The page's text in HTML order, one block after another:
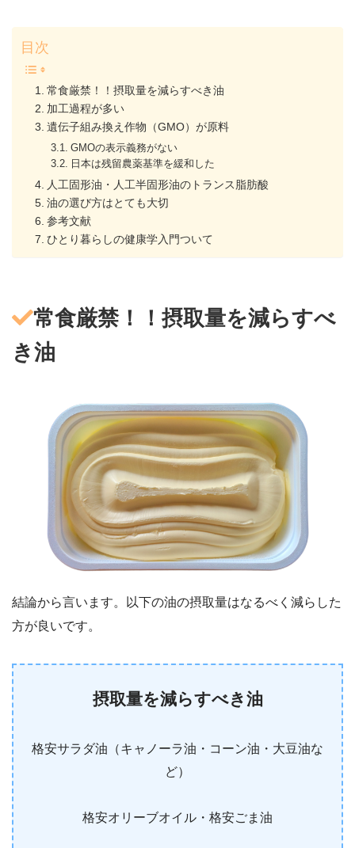
目次
常食厳禁！！摂取量を減らすべき油
加工過程が多い
遺伝子組み換え作物（GMO）が原料
GMOの表示義務がない
日本は残留農薬基準を緩和した
人工固形油・人工半固形油のトランス脂肪酸
油の選び方はとても大切
参考文献
ひとり暮らしの健康学入門ついて
常食厳禁！！摂取量を減らすべ
き油
結論から言います。以下の油の摂取量はなるべく減らした
方が良いです。
摂取量を減らすべき油
格安サラダ油（キャノーラ油・コーン油・大豆油な
ど）
格安オリーブオイル・格安ごま油